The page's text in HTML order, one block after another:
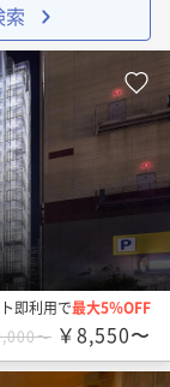
即利用で最大5％OFF
〜 ￥8,550〜